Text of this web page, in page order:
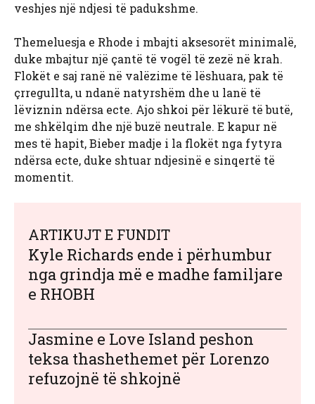
veshjes një ndjesi të padukshme.
Themeluesja e Rhode i mbajti aksesorët minimalë,
duke mbajtur një çantë të vogël të zezë në krah.
Flokët e saj ranë në valëzime të lëshuara, pak të
çrregullta, u ndanë natyrshëm dhe u lanë të
lëviznin ndërsa ecte. Ajo shkoi për lëkurë të butë,
me shkëlqim dhe një buzë neutrale. E kapur në
mes të hapit, Bieber madje i la flokët nga fytyra
ndërsa ecte, duke shtuar ndjesinë e sinqertë të
momentit.
ARTIKUJT E FUNDIT
Kyle Richards ende i përhumbur
nga grindja më e madhe familjare
e RHOBH
Jasmine e Love Island peshon
teksa thashethemet për Lorenzo
refuzojnë të shkojnë